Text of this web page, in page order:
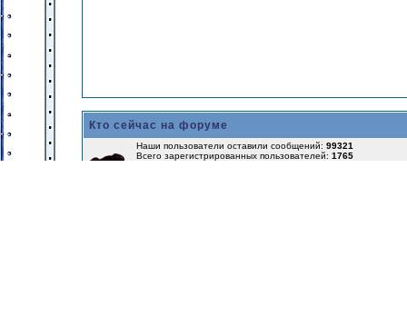
Кто сейчас на форуме
Наши пользователи оставили сообщений: 99321
Всего зарегистрированных пользователей: 1765